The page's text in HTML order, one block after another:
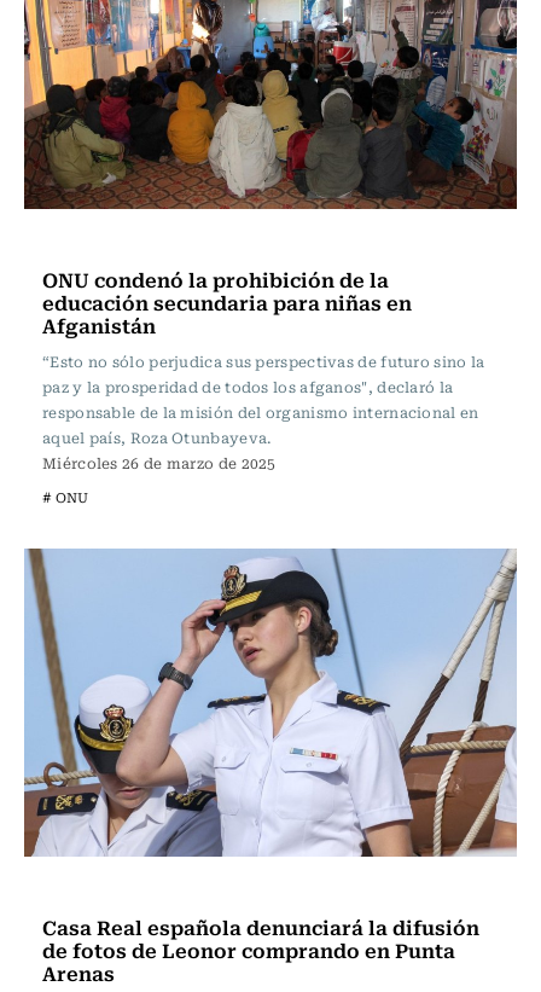
ONU condenó la prohibición de la
educación secundaria para niñas en
Afganistán
“Esto no sólo perjudica sus perspectivas de futuro sino la
paz y la prosperidad de todos los afganos", declaró la
responsable de la misión del organismo internacional en
aquel país, Roza Otunbayeva.
Miércoles 26 de marzo de 2025
# ONU
Casa Real española denunciará la difusión
de fotos de Leonor comprando en Punta
Arenas